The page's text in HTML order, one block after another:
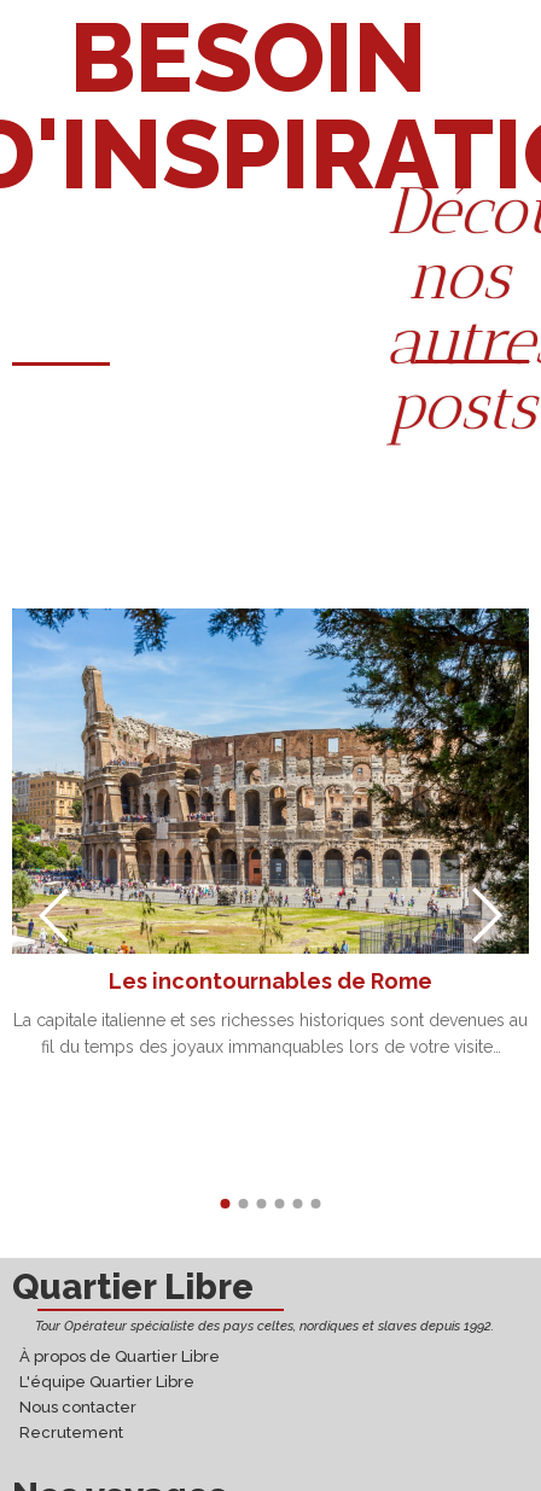
BESOIN
nos
posts
Les incontournables de Rome
La capitale italienne et ses richesses historiques sont devenues au
fil du temps des joyaux immanquables lors de votre visite…
Quartier Libre
Tour Opérateur spécialiste des pays celtes, nordiques et slaves depuis 1992.
À propos de Quartier Libre
L'équipe Quartier Libre
Nous contacter
Recrutement